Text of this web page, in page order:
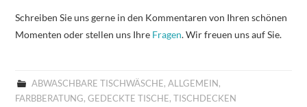
Schreiben Sie uns gerne in den Kommentaren von Ihren schönen
Momenten oder stellen uns Ihre Fragen. Wir freuen uns auf Sie.
ABWASCHBARE TISCHWÄSCHE, ALLGEMEIN ,
FARBBERATUNG,GEDECKTE TISCHE,TISCHDECKEN